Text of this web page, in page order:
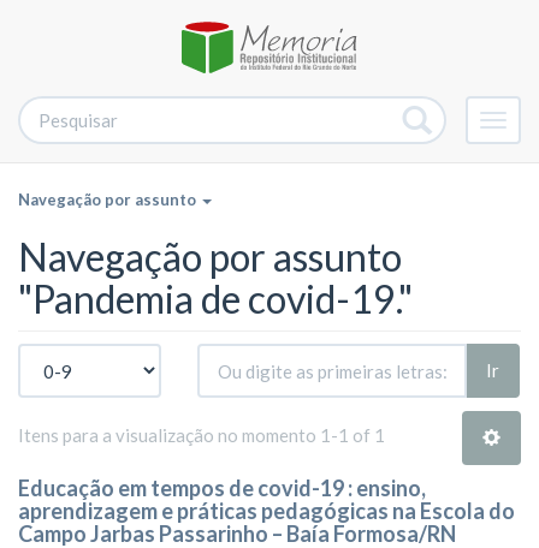
Navegação por assunto
Navegação por assunto
"Pandemia de covid-19."
Ir
Itens para a visualização no momento 1-1 of 1
Educação em tempos de covid-19 : ensino,
aprendizagem e práticas pedagógicas na Escola do
Campo Jarbas Passarinho – Baía Formosa/RN